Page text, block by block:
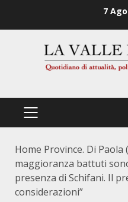
7
PRIMÄRES
Home Province. Di Paola
maggioranza battuti
presenza di Schifani. Il
considerazioni”